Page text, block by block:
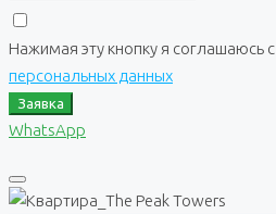
Нажимая эту кнопку я соглашаюсь с
персональных данных
Заявка
WhatsApp